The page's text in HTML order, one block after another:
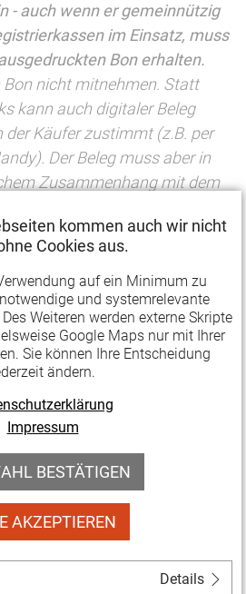
- auch wenn er gemeinnützig
im Einsatz, muss
Bon erhalten.
Bon nicht mitnehmen. Statt
kann auch digitaler Beleg
der Käufer zustimmt (z.B. per
Der Beleg muss aber in
Zusammenhang mit dem
zulässig.
- das sind alle nicht
- gibt es keine
Der Verein kann jederzeit zu
Das empfiehlt sich vor
Umrüstung vorhandender
nicht in Frage
gegen die
der steuerlichen
sehen. Die Folge wäre eine
Bei gemeinnützigen
zum Entzug der
kommen auch wir nicht
Cookies aus.
auf ein Minimum zu
und systemrelevante
Weiteren werden externe Skripte
Google Maps nur mit Ihrer
Sie können Ihre Entscheidung
ändern.
Impressum
BESTÄTIGEN
AKZEPTIEREN
Details